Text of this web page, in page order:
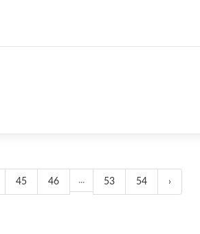
45 46 ... 53 54 ›